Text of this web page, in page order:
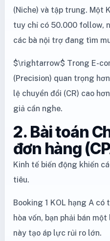
(Niche) và tập trung. Một
tuy chỉ có 50.000 follow,
các bà nội trợ đang tìm
$\rightarrow$ Trong E-
(Precision) quan trọng
lệ chuyển đổi (CR) cao
giả cần nghe.
2. Bài toán
đơn hàng
Kinh tế biến động khiến
tiêu.
Booking 1 KOL hạng A
hòa vốn, bạn phải bán
này tạo áp lực rủi ro lớn.